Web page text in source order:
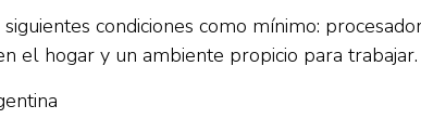
condiciones como mínimo:
el hogar y un ambiente propicio para